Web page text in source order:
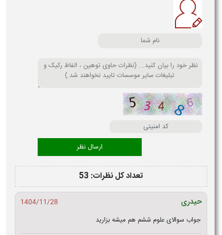
تعداد کل نظرات: 53
حیدری
1404/11/28
جواب سوالای علوم ششم هم میشه بزارید